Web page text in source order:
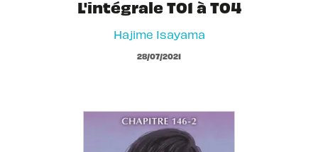
L'intégrale T01 à T04
Hajime Isayama
28/07/2021